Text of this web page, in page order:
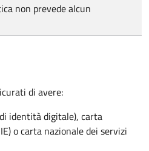
non prevede alcun
di avere:
identità digitale), carta
o carta nazionale dei servizi